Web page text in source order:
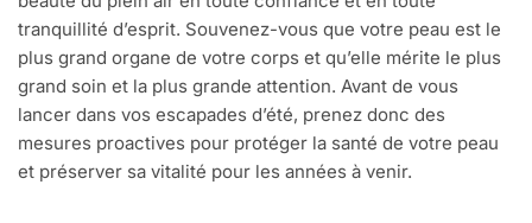
tranquillité d’esprit. Souvenez-vous que votre peau est le
plus grand organe de votre corps et qu’elle mérite le plus
grand soin et la plus grande attention. Avant de vous
lancer dans vos escapades d’été, prenez donc des
mesures proactives pour protéger la santé de votre peau
et préserver sa vitalité pour les années à venir.